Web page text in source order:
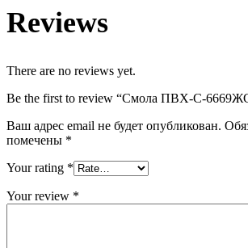
Reviews
There are no reviews yet.
Be the first to review “Смола ПВХ-С-
Ваш адрес email не будет опубликован.
помечены *
Your rating *
Your review *